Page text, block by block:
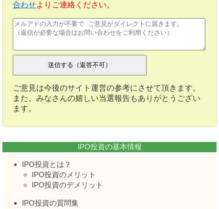
合わせよりご連絡ください。
ご意見は今後のサイト運営の参考にさせて頂きます。
また、みなさんの嬉しい当選報告もありがとうござい
ます。
IPO投資の基本情報
IPO投資とは？
IPO投資のメリット
IPO投資のデメリット
IPO投資の質問集